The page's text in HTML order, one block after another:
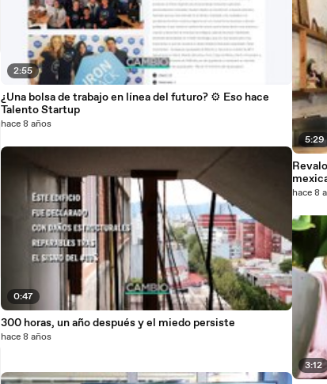
2:55
¿Una bolsa de trabajo en línea del futuro? ⚙️ Eso hace
Talento Startup
hace 8 años
0:47
300 horas, un año después y el miedo persiste
hace 8 años
5:29
hace 8
3:12